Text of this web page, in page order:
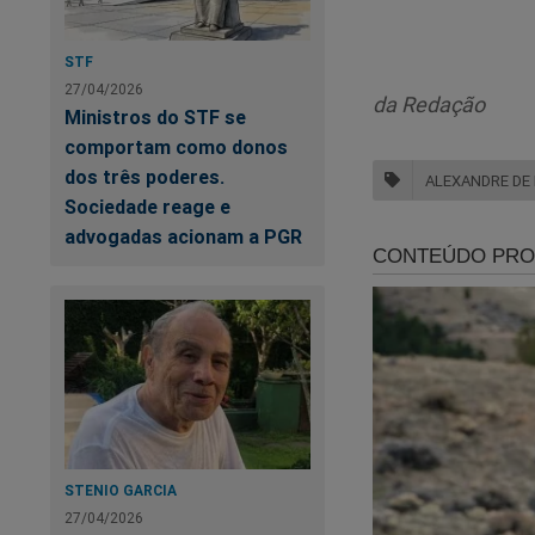
STF
27/04/2026
Ministros do STF se
comportam como donos
dos três poderes.
Sociedade reage e
advogadas acionam a PGR
STENIO GARCIA
27/04/2026
Tarczynski
está se
apenas um
Trump
O deputado ainda
"Vejam o
isso, nós,
Temos
e dos
Moraes é
da Redação
ALEXANDRE